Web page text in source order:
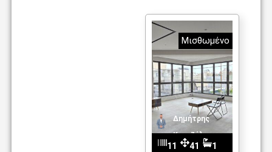
Μισθωμένο
Δημήτρης
Καντζέλης
11
41 1